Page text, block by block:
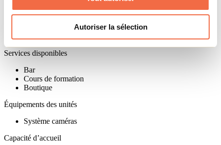
Autoriser la sélection
Ski alpin/Planche à neige
Services disponibles
Bar
Cours de formation
Boutique
Équipements des unités
Système caméras
Capacité d’accueil